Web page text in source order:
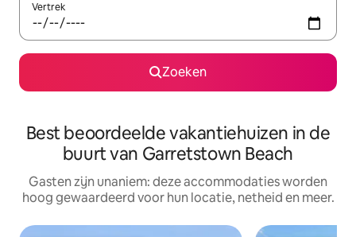
Vertrek
Zoeken
Best beoordeelde vakantiehuizen in de
buurt van Garretstown Beach
Gasten zijn unaniem: deze accommodaties worden
hoog gewaardeerd voor hun locatie, netheid en meer.